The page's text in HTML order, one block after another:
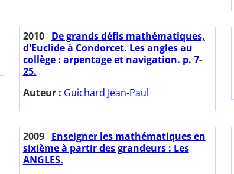
2010
De grands défis mathématiques,
d'Euclide à Condorcet. Les angles au
collège : arpentage et navigation. p. 7-
25.
Auteur : Guichard Jean-Paul
2009
Enseigner les mathématiques en
sixième à partir des grandeurs : Les
ANGLES.